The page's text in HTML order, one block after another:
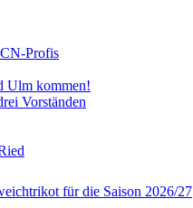
Profis
Ulm kommen!
Vorständen
für die Saison 2026/27